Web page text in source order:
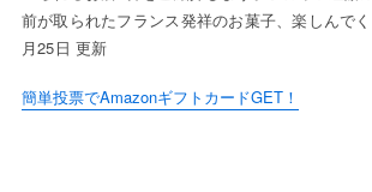
前が取られたフランス発祥のお菓子、楽しんで
月25日 更新
簡単投票でAmazonギフトカードGET！